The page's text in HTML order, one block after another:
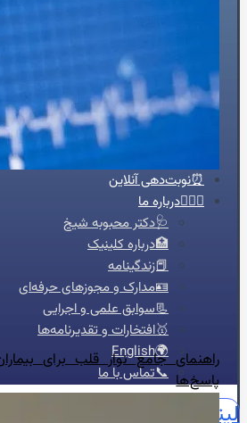
🦠رماتیسم قلبی
💓تپش قلب
🍔چربی خون
😵سنکوپ
عارضه‌یابی
⏰نوبت‌دهی آنلاین
👩🏻‍⚕️درباره ما
🩺دکتر محبوبه شیخ
🏥درباره کلینیک
📕زندگینامه
🪪مدارک و مجوزهای حرفه‌ای
📃سوابق علمی و اجرایی
🥇افتخارات و تقدیرنامه‌ها
🌍English
📞تماس با ما
لینکدین
راهنمای جامع نوار قلب برای
پاسخ‌ها